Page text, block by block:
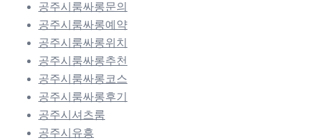
공주시룸싸롱문의
공주시룸싸롱예약
공주시룸싸롱위치
공주시룸싸롱추천
공주시룸싸롱코스
공주시룸싸롱후기
공주시셔츠룸
공주시유흥